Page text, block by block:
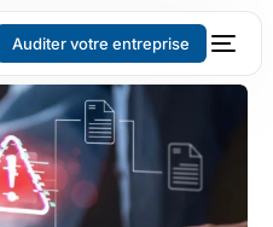
Auditer votre entreprise